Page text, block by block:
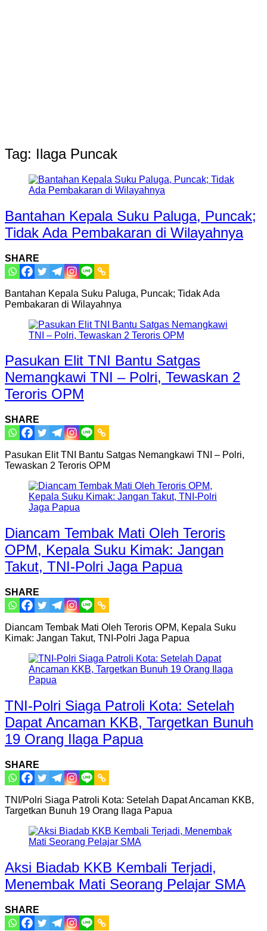
Tag: Ilaga Puncak
Bantahan Kepala Suku Paluga, Puncak;
Tidak Ada Pembakaran di Wilayahnya
SHARE
Bantahan Kepala Suku Paluga, Puncak; Tidak Ada
Pembakaran di Wilayahnya
Pasukan Elit TNI Bantu Satgas
Nemangkawi TNI – Polri, Tewaskan 2
Teroris OPM
SHARE
Pasukan Elit TNI Bantu Satgas Nemangkawi TNI – Polri,
Tewaskan 2 Teroris OPM
Diancam Tembak Mati Oleh Teroris
OPM, Kepala Suku Kimak: Jangan
Takut, TNI-Polri Jaga Papua
SHARE
Diancam Tembak Mati Oleh Teroris OPM, Kepala Suku
Kimak: Jangan Takut, TNI-Polri Jaga Papua
TNI-Polri Siaga Patroli Kota: Setelah
Dapat Ancaman KKB, Targetkan Bunuh
19 Orang Ilaga Papua
SHARE
TNI/Polri Siaga Patroli Kota: Setelah Dapat Ancaman KKB,
Targetkan Bunuh 19 Orang Ilaga Papua
Aksi Biadab KKB Kembali Terjadi,
Menembak Mati Seorang Pelajar SMA
SHARE